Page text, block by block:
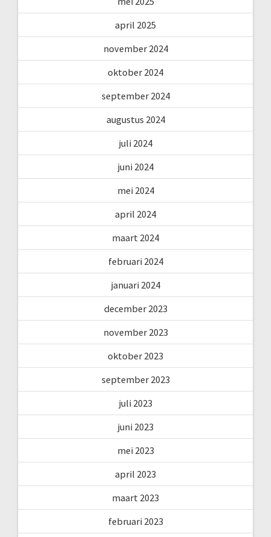
april 2025
november 2024
oktober 2024
september 2024
augustus 2024
juli 2024
juni 2024
mei 2024
april 2024
maart 2024
februari 2024
januari 2024
december 2023
november 2023
oktober 2023
september 2023
juli 2023
juni 2023
mei 2023
april 2023
maart 2023
februari 2023